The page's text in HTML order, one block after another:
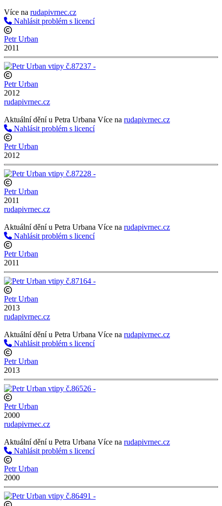
Více na rudapivrnec.cz
Nahlásit problém s licencí
Petr Urban
2011
Petr Urban
2012
rudapivrnec.cz
Aktuální dění u Petra Urbana Více na rudapivrnec.cz
Nahlásit problém s licencí
Petr Urban
2012
Petr Urban
2011
rudapivrnec.cz
Aktuální dění u Petra Urbana Více na rudapivrnec.cz
Nahlásit problém s licencí
Petr Urban
2011
Petr Urban
2013
rudapivrnec.cz
Aktuální dění u Petra Urbana Více na rudapivrnec.cz
Nahlásit problém s licencí
Petr Urban
2013
Petr Urban
2000
rudapivrnec.cz
Aktuální dění u Petra Urbana Více na rudapivrnec.cz
Nahlásit problém s licencí
Petr Urban
2000